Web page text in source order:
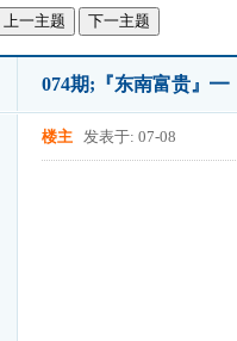
上一主题 下一主题
074期;『东南富贵』━
楼主 发表于: 07-08